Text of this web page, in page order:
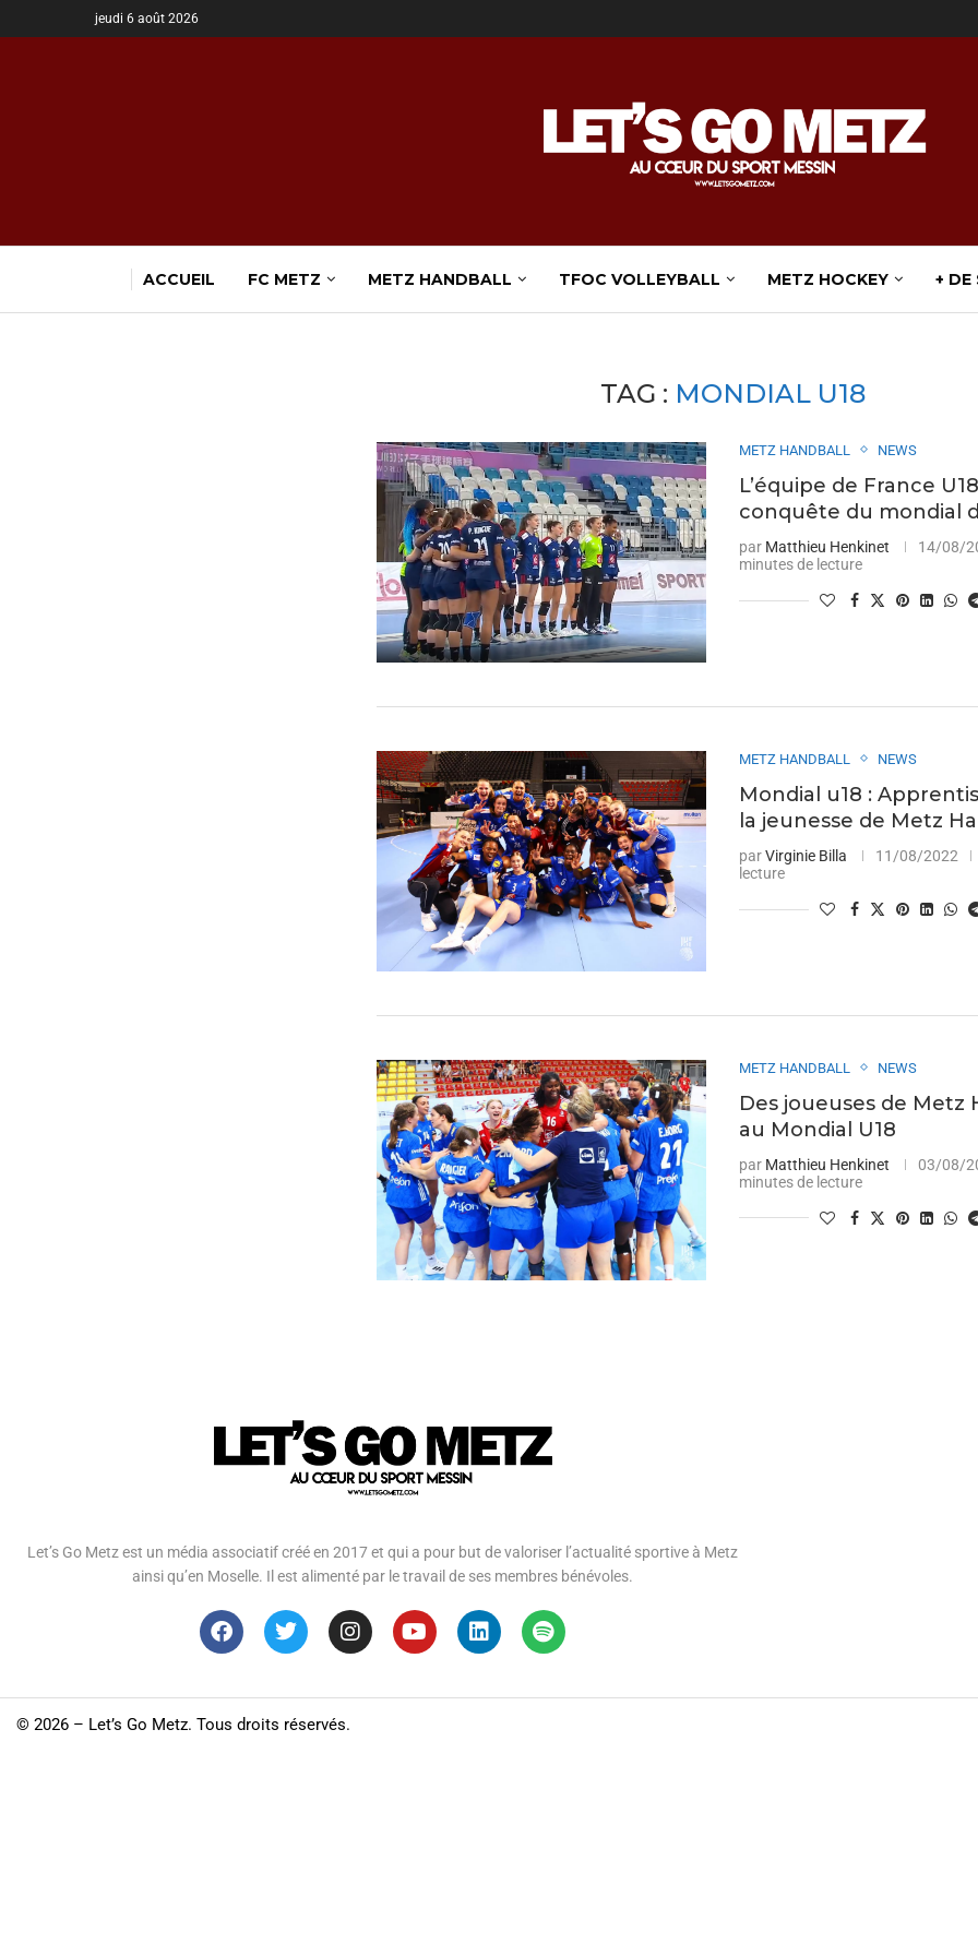
jeudi 6 août 2026
ACCUEIL FC METZ METZ HANDBALL TFOC VOLLEYBALL METZ HOCKEY + DE
TAG : MONDIAL U18
METZ HANDBALL NEWS
L’équipe de France
conquête du mondial
par Matthieu Henkinet 14/08/
minutes de lecture
METZ HANDBALL NEWS
Mondial u18 :
la jeunesse de Metz
parVirginie Billa 11/08/2022
lecture
METZ HANDBALL NEWS
Des joueuses de Metz
au Mondial U18
par Matthieu Henkinet 03/08/
minutes de lecture
Let’s Go Metz est un média associatif créé en 2017 et qui a pour but de valoriser l’actualité sportive à Metz
ainsi qu’en Moselle. Il est alimenté par le travail de ses membres bénévoles.
© 2026 – Let’s Go Metz. Tous droits réservés.